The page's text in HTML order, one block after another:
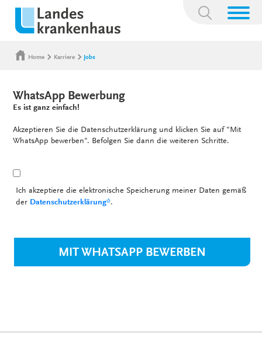
Suchbegriff:
Home Karriere Jobs
WhatsApp Bewerbung
Es ist ganz einfach!
Akzeptieren Sie die Datenschutzerklärung und klicken Sie auf "Mit
WhatsApp bewerben". Befolgen Sie dann die weiteren Schritte.
Ich akzeptiere die elektronische Speicherung meiner Daten gemäß
der Datenschutzerklärung*.
MIT WHATSAPP BEWERBEN